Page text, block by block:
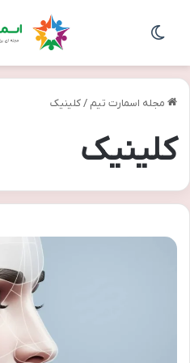
مجله اسمارت تیم /کلینیک
کلینیک